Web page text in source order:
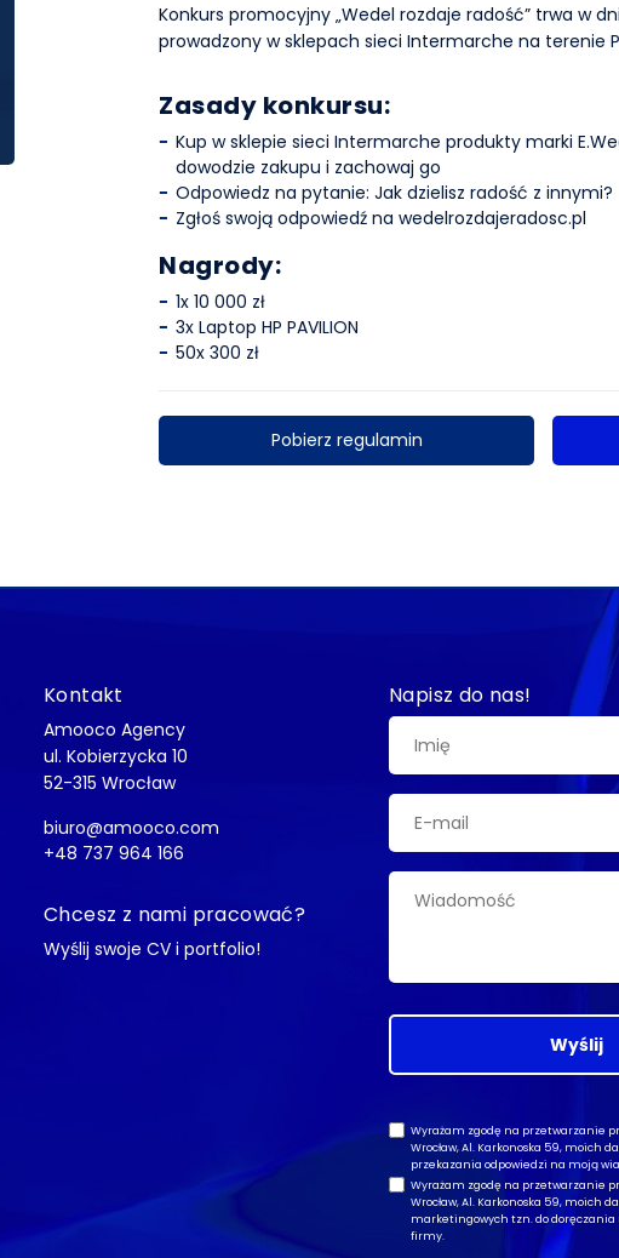
Konkurs promocyjny „Wedel rozdaje radość” trwa w
prowadzony w sklepach sieci Intermarche na terenie
Zasady konkursu:
Kup w sklepie sieci Intermarche produkty marki
dowodzie zakupu i zachowaj go
Odpowiedz na pytanie: Jak dzielisz radość z innymi?
Zgłoś swoją odpowiedź na wedelrozdajeradosc.pl
Nagrody:
1x 10 000 zł
3x Laptop HP PAVILION
50x 300 zł
Pobierz regulamin
Kontakt
Amooco Agency
ul. Kobierzycka 10
52-315 Wrocław
biuro@amooco.com
+48 737 964 166
Chcesz z nami pracować?
Wyślij swoje CV i portfolio!
Napisz do nas!
Wyślij
Wyrażam zgodę na przetwarzanie
Wrocław, Al. Karkonoska 59, moich
przekazania odpowiedzi na moją
Wyrażam zgodę na przetwarzanie
Wrocław, Al. Karkonoska 59, moich
marketingowych tzn. do
firmy.